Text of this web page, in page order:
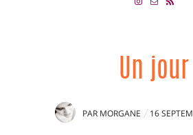
Un jour
PAR MORGANE
PUBLIÉ
16